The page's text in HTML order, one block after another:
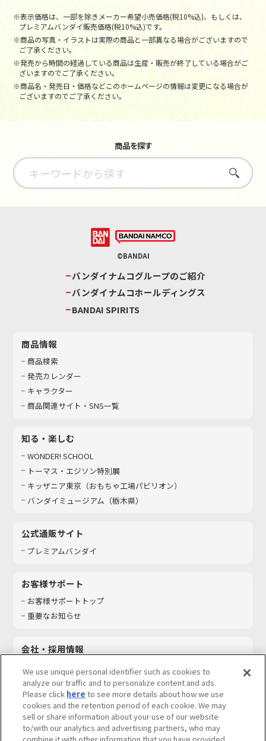
※表示価格は、一部を除きメーカー希望小売価格(税10%込)、もしくは、
プレミアムバンダイ販売価格(税10%込)です。
※商品の写真・イラストは実際の商品と一部異なる場合がございますので
ご了承ください。
※発売から時間の経過している商品は生産・販売が終了している場合がご
ざいますのでご了承ください。
※商品名・発売日・価格などこのホームページの情報は変更になる場合が
ございますのでご了承ください。
商品を探す
さがす
©BANDAI
バンダイナムコグループのご紹介
バンダイナムコホールディングス
BANDAI SPIRITS
商品情報
商品検索
発売カレンダー
キャラクター
商品関連サイト・SNS一覧
知る・楽しむ
WONDER! SCHOOL
トーマス・エジソン特別展
キッザニア東京（おもちゃ工場パビリオン）​
バンダイミュージアム（栃木県）
公式通販サイト
プレミアムバンダイ
お客様サポート
お客様サポートトップ
重要なお知らせ
会社・採用情報
採用情報
サステナビリティ
お問い合わせ
We use unique personal identifier such as cookies to
analyze our traffic and to personalize content and ads.
Please click here to see more details about how we use
cookies and the retention period of each cookie. We may
sell or share information about your use of our website
to/with our analytics and advertising partners, who may